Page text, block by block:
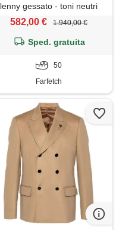
lenny gessato - toni neutri
582,00 € 1.940,00 €
Sped. gratuita
50
Farfetch